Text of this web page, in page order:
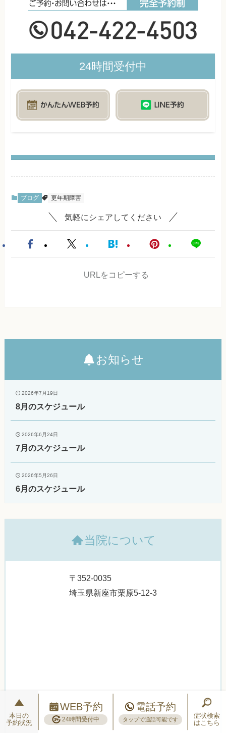
24時間受付中
ブログ 更年期障害
気軽にシェアしてください
URLをコピーする
お知らせ
2026年7月19日
8月のスケジュール
2026年6月24日
7月のスケジュール
2026年5月26日
6月のスケジュール
当院について
〒352-0035
埼玉県新座市栗原5-12-3
本日の
予約状況
WEB予約
24時間受付中
電話予約
タップで通話可能です
症状検索
はこちら